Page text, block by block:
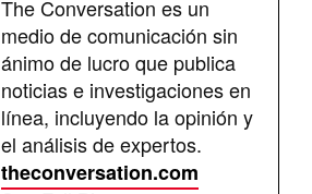
The Conversation es un
medio de comunicación sin
ánimo de lucro que publica
noticias e investigaciones en
línea, incluyendo la opinión y
el análisis de expertos.
theconversation.com